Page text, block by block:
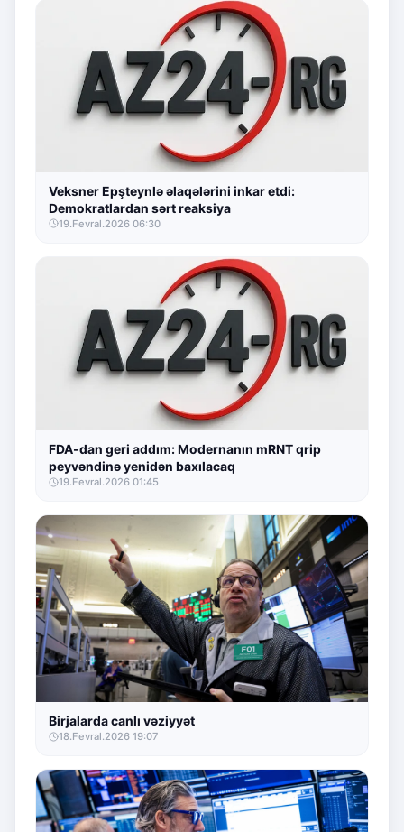
Veksner Epşteynlə əlaqələrini inkar etdi:
Demokratlardan sərt reaksiya
19.Fevral.2026 06:30
FDA-dan geri addım: Modernanın mRNT qrip
peyvəndinə yenidən baxılacaq
19.Fevral.2026 01:45
Birjalarda canlı vəziyyət
18.Fevral.2026 19:07